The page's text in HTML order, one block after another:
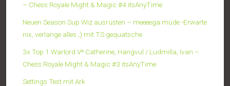
– Chess Royale Might & Magic #4 itsAnyTime
Neuen Season Sup Wiz ausrüsten – meeeega müde -Erwarte
nix, verlange alles ;) mit TS gequatsche
3x Top 1 Warlord V* Catherine, Hangvul / Ludmilla, Ivan –
Chess Royale Might & Magic #3 itsAnyTime
Settings Test mit Ark